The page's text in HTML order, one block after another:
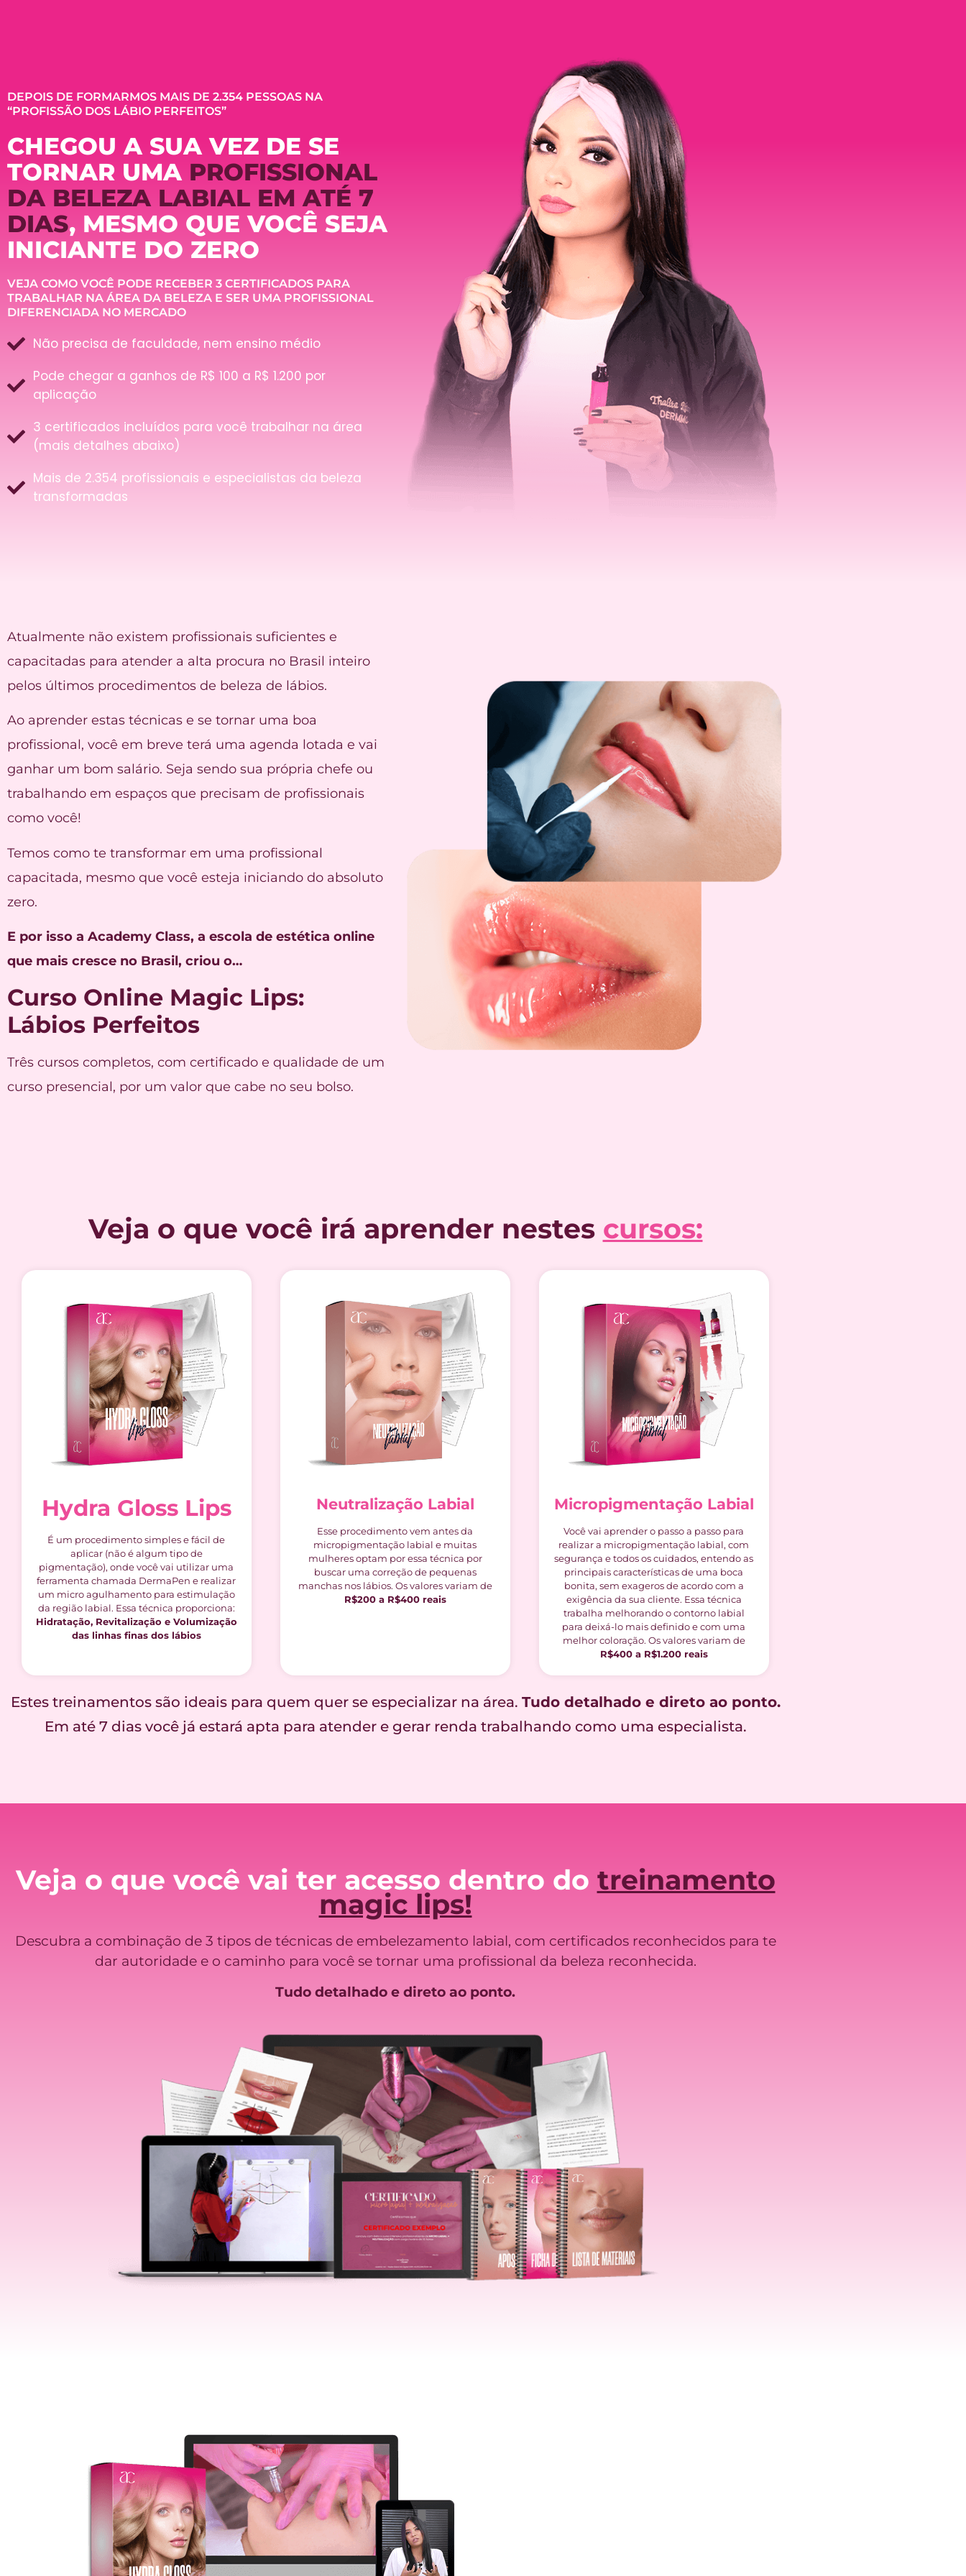
DEPOIS DE FORMARMOS MAIS DE 2.354 PESSOAS NA
“PROFISSÃO DOS LÁBIO PERFEITOS”
CHEGOU A SUA VEZ DE SE
TORNAR UMA PROFISSIONAL
DA BELEZA LABIAL EM ATÉ 7
DIAS, MESMO QUE VOCÊ SEJA
INICIANTE DO ZERO
VEJA COMO VOCÊ PODE RECEBER 3 CERTIFICADOS PARA
TRABALHAR NA ÁREA DA BELEZA E SER UMA PROFISSIONAL
DIFERENCIADA NO MERCADO
Não precisa de faculdade, nem ensino médio
Pode chegar a ganhos de R$ 100 a R$ 1.200 por
aplicação
3 certificados incluídos para você trabalhar na área
(mais detalhes abaixo)
Mais de 2.354 profissionais e especialistas da beleza
transformadas
Atualmente não existem profissionais suficientes e
capacitadas para atender a alta procura no Brasil inteiro
pelos últimos procedimentos de beleza de lábios.
Ao aprender estas técnicas e se tornar uma boa
profissional, você em breve terá uma agenda lotada e vai
ganhar um bom salário. Seja sendo sua própria chefe ou
trabalhando em espaços que precisam de profissionais
como você!
Temos como te transformar em uma profissional
capacitada, mesmo que você esteja iniciando do absoluto
zero.
E por isso a Academy Class, a escola de estética online
que mais cresce no Brasil, criou o…
Curso Online Magic Lips:
Lábios Perfeitos
Três cursos completos, com certificado e qualidade de um
curso presencial, por um valor que cabe no seu bolso.
Veja o que você irá aprender nestes cursos:
Hydra Gloss Lips
É um procedimento simples e fácil de
aplicar (não é algum tipo de
pigmentação), onde você vai utilizar uma
ferramenta chamada DermaPen e realizar
um micro agulhamento para estimulação
da região labial. Essa técnica proporciona:
Hidratação, Revitalização e Volumização
das linhas finas dos lábios
Neutralização Labial
Esse procedimento vem antes da
micropigmentação labial e muitas
mulheres optam por essa técnica por
buscar uma correção de pequenas
manchas nos lábios. Os valores variam de
R$200 a R$400 reais
Micropigmentação Labial
Você vai aprender o passo a passo para
realizar a micropigmentação labial, com
segurança e todos os cuidados, entendo as
principais características de uma boca
bonita, sem exageros de acordo com a
exigência da sua cliente. Essa técnica
trabalha melhorando o contorno labial
para deixá-lo mais definido e com uma
melhor coloração. Os valores variam de
R$400 a R$1.200 reais
Estes treinamentos são ideais para quem quer se especializar na área. Tudo detalhado e direto ao ponto.
Em até 7 dias você já estará apta para atender e gerar renda trabalhando como uma especialista.
Veja o que você vai ter acesso dentro do treinamento
magic lips!
Descubra a combinação de 3 tipos de técnicas de embelezamento labial, com certificados reconhecidos para te
dar autoridade e o caminho para você se tornar uma profissional da beleza reconhecida.
Tudo detalhado e direto ao ponto.